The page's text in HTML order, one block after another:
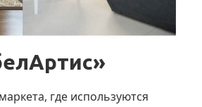
где используются